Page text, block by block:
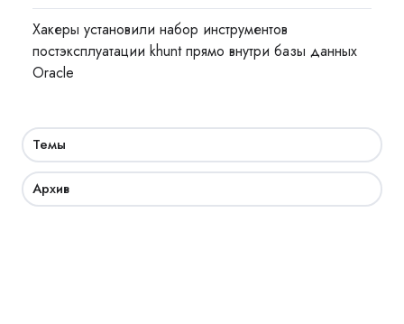
Хакеры установили набор инструментов
постэксплуатации khunt прямо внутри базы данных
Oracle
Темы
Архив